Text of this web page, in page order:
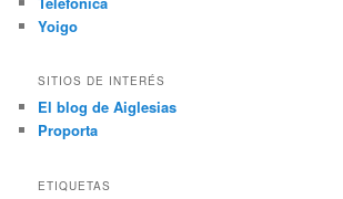
Yoigo
SITIOS DE INTERÉS
El blog de Aiglesias
Proporta
ETIQUETAS